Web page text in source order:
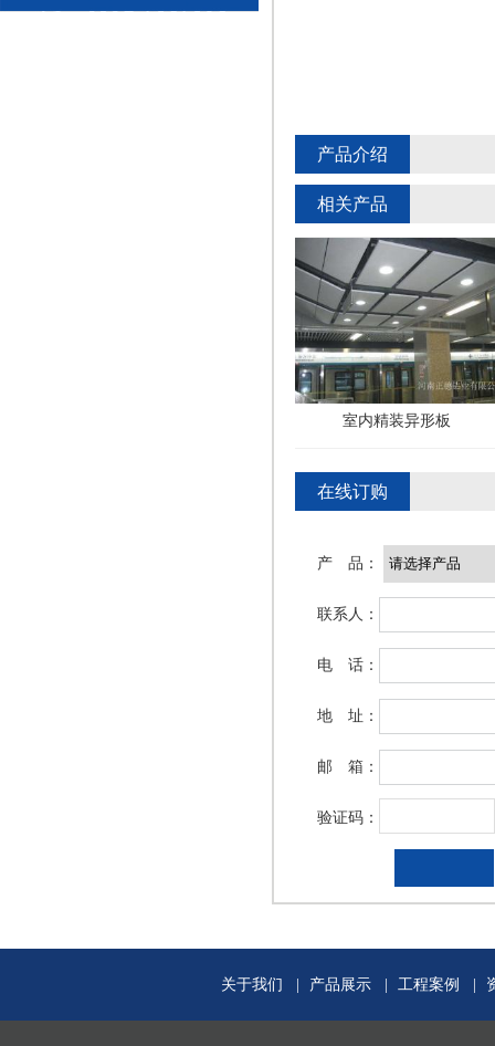
产品介绍
相关产品
室内精装异形板
室内精装异形板
在线订购
产 品：
联系人：
电 话：
地 址：
邮 箱：
验证码：
关于我们 产品展示 工程案例